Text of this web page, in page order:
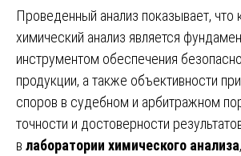
Проведенный анализ показывает, что
химический анализ является
инструментом обеспечения
продукции, а также объективности
споров в судебном и арбитражном
точности и достоверности
в лаборатории химического анализа